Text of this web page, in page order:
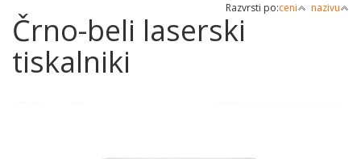
Razvrsti po:ceni nazivu
Črno-beli laserski
tiskalniki